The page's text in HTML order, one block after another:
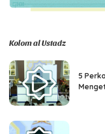
Kolom al Ustadz
5